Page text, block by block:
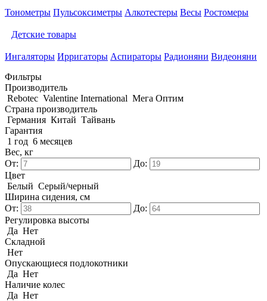
Тонометры Пульсоксиметры Алкотестеры Весы Ростомеры
Детские товары
Ингаляторы Ирригаторы Аспираторы Радионяни Видеоняни
Фильтры
Производитель
Rebotec Valentine International Мега Оптим
Страна производитель
Германия Китай Тайвань
Гарантия
1 год 6 месяцев
Вес, кг
От:
До:
Цвет
Белый Серый/черный
Ширина сидения, см
От:
До:
Регулировка высоты
Да Нет
Складной
Нет
Опускающиеся подлокотники
Да Нет
Наличие колес
Да Нет